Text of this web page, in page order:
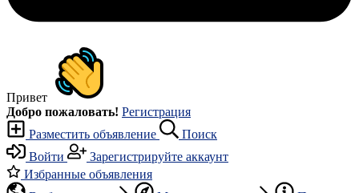
Привет
Добро пожаловать! Регистрация
Разместить объявление
Поиск
Войти
Зарегистрируйте аккаунт
Избранные объявления